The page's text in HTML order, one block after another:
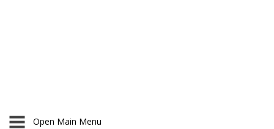
Open Main Menu